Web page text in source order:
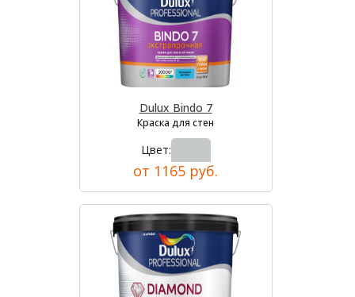
Dulux Bindo 7
Краска для стен
Цвет:
от 1165 руб.